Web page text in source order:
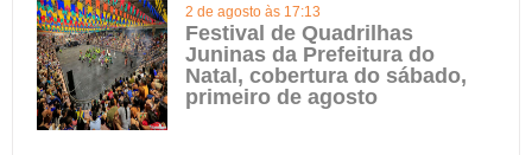
2 de agosto às 17:13
Festival de Quadrilhas
Juninas da Prefeitura do
Natal, cobertura do sábado,
primeiro de agosto